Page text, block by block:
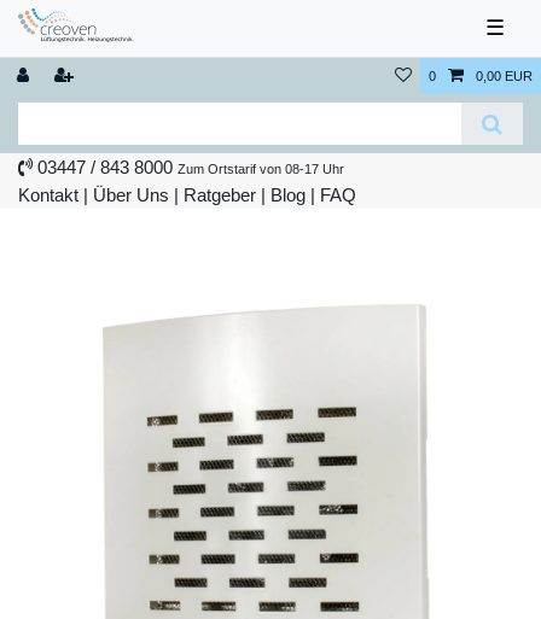
☰
0 0,00 EUR
03447 / 843 8000 Zum Ortstarif von 08-17 Uhr
Kontakt | Über Uns | Ratgeber | Blog | FAQ